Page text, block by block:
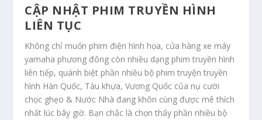
CẬP NHẬT PHIM TRUYỀN HÌNH
LIÊN TỤC
Không chỉ muốn phim điện hình họa, cửa hàng xe máy
yamaha phương đông còn nhiều dạng phim truyền hình
liên tiếp, quánh biệt phần nhiều bộ phim truyện truyền
hình Hàn Quốc, Tàu khựa, Vương Quốc của nụ cười
chọc ghẹo & Nước Nhà đang khôn cùng được mê thích
nhất lúc bây giờ. Bạn chắc là chọn thấy phần nhiều bộ